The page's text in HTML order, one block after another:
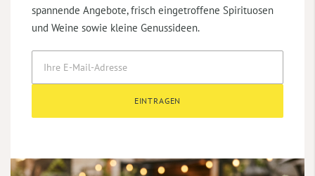
spannende Angebote, frisch eingetroffene Spirituosen
und Weine sowie kleine Genussideen.
EINTRAGEN